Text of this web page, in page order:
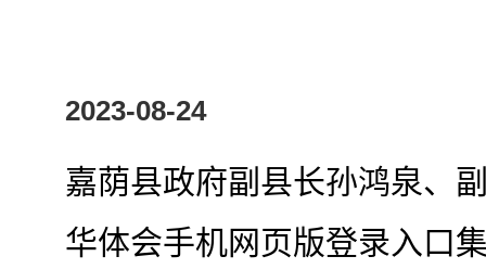
2023-08-24
嘉荫县政府副县长孙鸿泉、
华体会手机网页版登录入口